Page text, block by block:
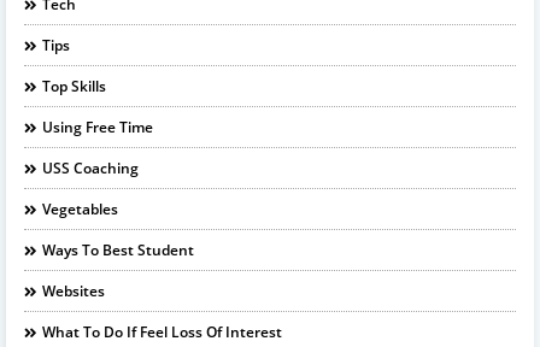
Tech
Tips
Top Skills
Using Free Time
USS Coaching
Vegetables
Ways To Best Student
Websites
What To Do If Feel Loss Of Interest